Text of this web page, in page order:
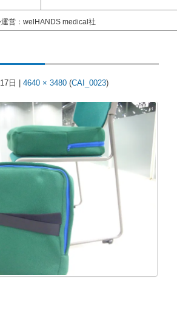
営：welHANDS medical社
日 4640 × 3480 (CAI_0023)